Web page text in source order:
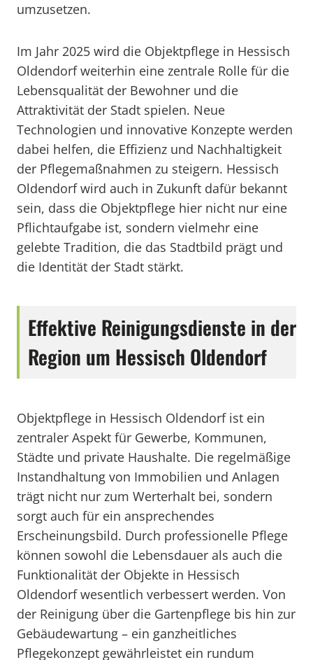
umzusetzen.
Im Jahr 2025 wird die Objektpflege in Hessisch
Oldendorf weiterhin eine zentrale Rolle für die
Lebensqualität der Bewohner und die
Attraktivität der Stadt spielen. Neue
Technologien und innovative Konzepte werden
dabei helfen, die Effizienz und Nachhaltigkeit
der Pflegemaßnahmen zu steigern. Hessisch
Oldendorf wird auch in Zukunft dafür bekannt
sein, dass die Objektpflege hier nicht nur eine
Pflichtaufgabe ist, sondern vielmehr eine
gelebte Tradition, die das Stadtbild prägt und
die Identität der Stadt stärkt.
Effektive Reinigungsdienste in der
Region um Hessisch Oldendorf
Objektpflege in Hessisch Oldendorf ist ein
zentraler Aspekt für Gewerbe, Kommunen,
Städte und private Haushalte. Die regelmäßige
Instandhaltung von Immobilien und Anlagen
trägt nicht nur zum Werterhalt bei, sondern
sorgt auch für ein ansprechendes
Erscheinungsbild. Durch professionelle Pflege
können sowohl die Lebensdauer als auch die
Funktionalität der Objekte in Hessisch
Oldendorf wesentlich verbessert werden. Von
der Reinigung über die Gartenpflege bis hin zur
Gebäudewartung – ein ganzheitliches
Pflegekonzept gewährleistet ein rundum